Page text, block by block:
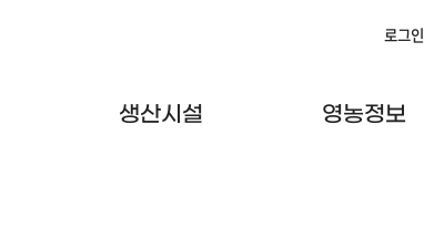
로그인
생산시설 영농정보